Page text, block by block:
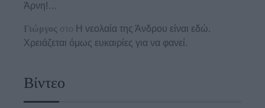
Άρνη!…
Γιώργος στο Η νεολαία της Άνδρου είναι εδώ.
Χρειάζεται όμως ευκαιρίες για να φανεί.
Βίντεο